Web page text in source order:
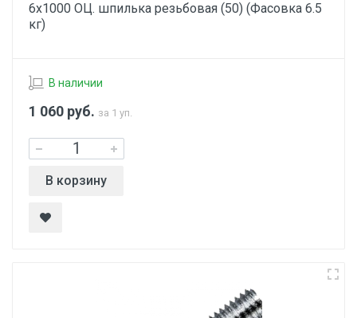
6х1000 ОЦ. шпилька резьбовая (50) (Фасовка 6.5
кг)
В наличии
1 060 руб. за 1 уп.
В корзину